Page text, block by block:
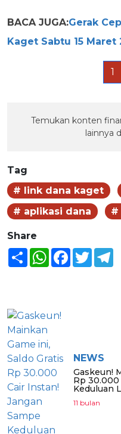
BACA JUGA:Gerak
Kaget Sabtu 15 Maret
1
Temukan konten
lainnya
Tag
# link dana kaget
# aplikasi dana
#
Share
Share WhatsAppFacebook
Twitter
NEWS
Gaskeun!
Rp 30.000
Keduluan
11 bulan